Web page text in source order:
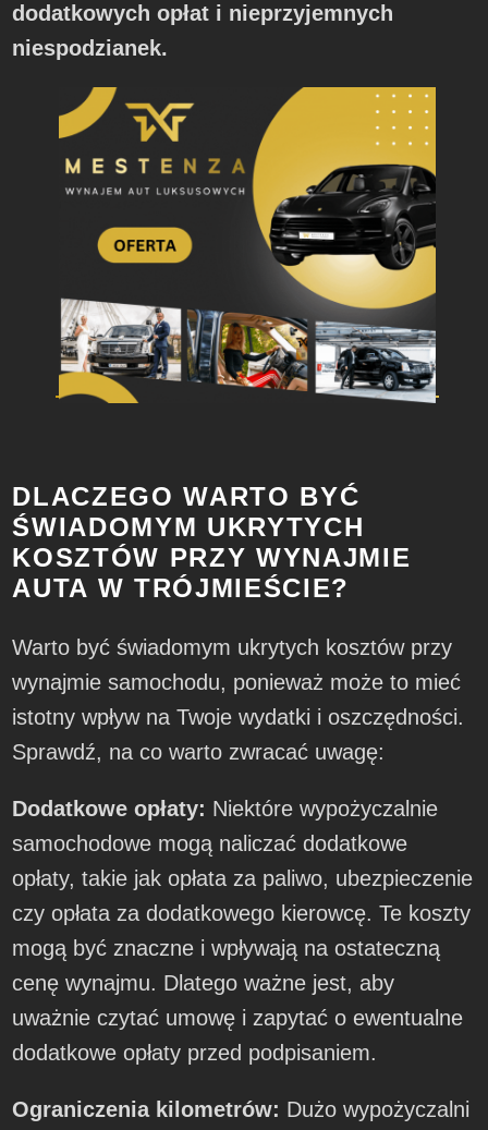
dodatkowych opłat i nieprzyjemnych
niespodzianek.
DLACZEGO WARTO BYĆ
ŚWIADOMYM UKRYTYCH
KOSZTÓW PRZY WYNAJMIE
AUTA W TRÓJMIEŚCIE?
Warto być świadomym ukrytych kosztów przy
wynajmie samochodu, ponieważ może to mieć
istotny wpływ na Twoje wydatki i oszczędności.
Sprawdź, na co warto zwracać uwagę:
Dodatkowe opłaty: Niektóre wypożyczalnie
samochodowe mogą naliczać dodatkowe
opłaty, takie jak opłata za paliwo, ubezpieczenie
czy opłata za dodatkowego kierowcę. Te koszty
mogą być znaczne i wpływają na ostateczną
cenę wynajmu. Dlatego ważne jest, aby
uważnie czytać umowę i zapytać o ewentualne
dodatkowe opłaty przed podpisaniem.
Ograniczenia kilometrów: Dużo wypożyczalni